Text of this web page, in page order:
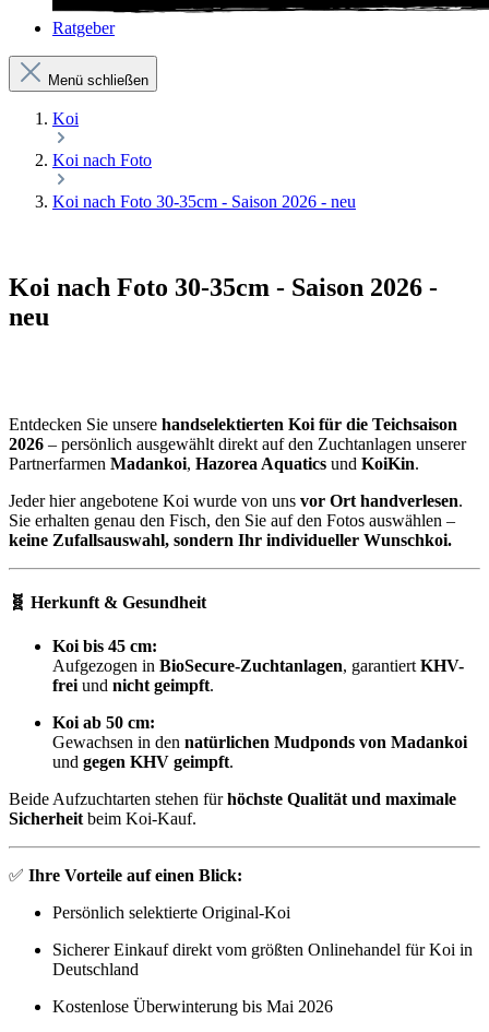
Ratgeber
Menü schließen
Koi
Koi nach Foto
Koi nach Foto 30-35cm - Saison 2026 - neu
Koi nach Foto 30-35cm - Saison 2026 -
neu
Entdecken Sie unsere handselektierten Koi für die Teichsaison
2026 – persönlich ausgewählt direkt auf den Zuchtanlagen unserer
Partnerfarmen Madankoi, Hazorea Aquatics und KoiKin.
Jeder hier angebotene Koi wurde von uns vor Ort handverlesen.
Sie erhalten genau den Fisch, den Sie auf den Fotos auswählen –
keine Zufallsauswahl, sondern Ihr individueller Wunschkoi.
🧬 Herkunft & Gesundheit
Koi bis 45 cm:
Aufgezogen in BioSecure-Zuchtanlagen, garantiert KHV-
frei und nicht geimpft.
Koi ab 50 cm:
Gewachsen in den natürlichen Mudponds von Madankoi
und gegen KHV geimpft.
Beide Aufzuchtarten stehen fürhöchste Qualität und maximale
Sicherheit beim Koi-Kauf.
✅ Ihre Vorteile auf einen Blick:
Persönlich selektierte Original-Koi
Sicherer Einkauf direkt vom größten Onlinehandel für Koi in
Deutschland
Kostenlose Überwinterung bis Mai 2026